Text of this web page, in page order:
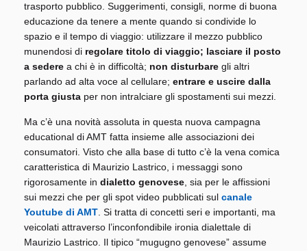
trasporto pubblico. Suggerimenti, consigli, norme di buona
educazione da tenere a mente quando si condivide lo
spazio e il tempo di viaggio: utilizzare il mezzo pubblico
munendosi di regolare titolo di viaggio; lasciare il posto
a sedere a chi è in difficoltà; non disturbare gli altri
parlando ad alta voce al cellulare; entrare e uscire dalla
porta giusta per non intralciare gli spostamenti sui mezzi.
Ma c’è una novità assoluta in questa nuova campagna
educational di AMT fatta insieme alle associazioni dei
consumatori. Visto che alla base di tutto c’è la vena comica
caratteristica di Maurizio Lastrico, i messaggi sono
rigorosamente in dialetto genovese, sia per le affissioni
sui mezzi che per gli spot video pubblicati sul canale
Youtube di AMT. Si tratta di concetti seri e importanti, ma
veicolati attraverso l’inconfondibile ironia dialettale di
Maurizio Lastrico. Il tipico “mugugno genovese” assume